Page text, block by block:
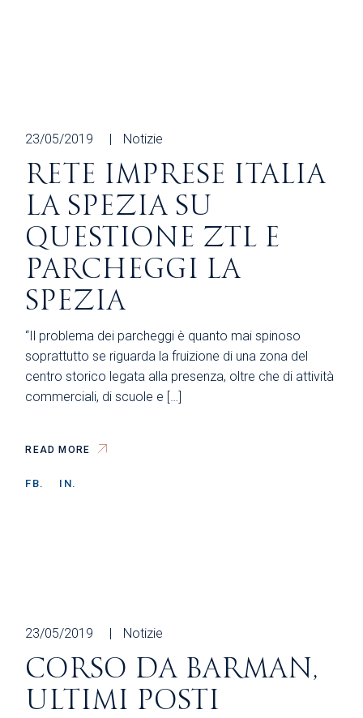
23/05/2019 Notizie
RETE IMPRESE ITALIA
LA SPEZIA SU
QUESTIONE ZTL E
PARCHEGGI LA
SPEZIA
“Il problema dei parcheggi è quanto mai spinoso
soprattutto se riguarda la fruizione di una zona del
centro storico legata alla presenza, oltre che di attività
commerciali, di scuole e […]
READ MORE
FB. IN.
23/05/2019 Notizie
CORSO DA BARMAN,
ULTIMI POSTI